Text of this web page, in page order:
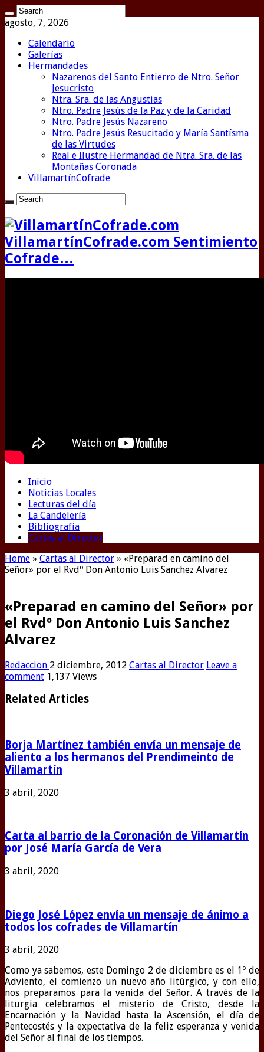
agosto, 7, 2026
Calendario
Galerías
Hermandades
Nazarenos del Santo Entierro de Ntro. Señor
Jesucristo
Ntra. Sra. de las Angustias
Ntro. Padre Jesús de la Paz y de la Caridad
Ntro. Padre Jesús Nazareno
Ntro. Padre Jesús Resucitado y María Santísma
de las Virtudes
Real e Ilustre Hermandad de Ntra. Sra. de las
Montañas Coronada
VillamartínCofrade
VillamartínCofrade.com Sentimiento
Cofrade…
Inicio
Noticias Locales
Lecturas del día
La Candelería
Bibliografía
Cartas al Director
Home » Cartas al Director » «Preparad en camino del
Señor» por el Rvdº Don Antonio Luis Sanchez Alvarez
«Preparad en camino del Señor» por
el Rvdº Don Antonio Luis Sanchez
Alvarez
Redaccion 2 diciembre, 2012 Cartas al Director Leave a
comment 1,137 Views
Related Articles
Borja Martínez también envía un mensaje de
aliento a los hermanos del Prendimeinto de
Villamartín
3 abril, 2020
Carta al barrio de la Coronación de Villamartín
por José María García de Vera
3 abril, 2020
Diego José López envía un mensaje de ánimo a
todos los cofrades de Villamartín
3 abril, 2020
Como ya sabemos, este Domingo 2 de diciembre es el 1º de
Adviento, el comienzo un nuevo año litúrgico, y con ello,
nos preparamos para la venida del Señor. A través de la
liturgia celebramos el misterio de Cristo, desde la
Encarnación y la Navidad hasta la Ascensión, el día de
Pentecostés y la expectativa de la feliz esperanza y venida
del Señor al final de los tiempos.